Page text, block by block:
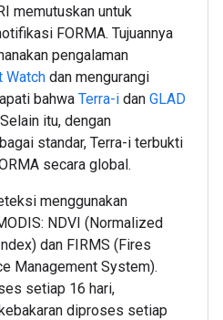
memutuskan untuk
FORMA. Tujuannya
pengalaman
Watch dan mengurangi
bahwa Terra-i dan GLAD
itu, dengan
standar, Terra-i terbukti
secara global.
menggunakan
NDVI (Normalized
dan FIRMS (Fires
Management System).
setiap 16 hari,
diproses setiap